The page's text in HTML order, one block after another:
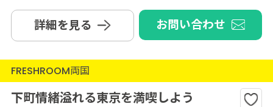
詳細を見る お問い合わせ
FRESHROOM両国
下町情緒溢れる東京を満喫しよう